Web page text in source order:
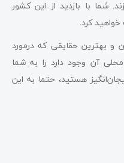
شما با بازدید از این کشور
کرد.
و بهترین حقایقی که درمورد
آن وجود دارد را به شما
هستید، حتما به این